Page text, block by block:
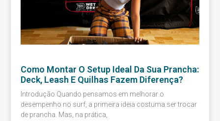
Como Montar O Setup Ideal Da Sua Prancha:
Deck, Leash E Quilhas Fazem Diferença?
Introdução Quando pensamos em melhorar o
desempenho no surf, a primeira ideia costuma ser trocar
de prancha. Mas, na prática,